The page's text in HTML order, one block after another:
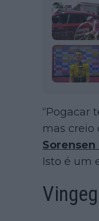
“Pogacar
mas creio
Sorensen
Isto é um